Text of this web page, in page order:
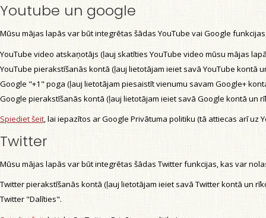
Youtube un google
Mūsu mājas lapās var būt integrētas šādas YouTube vai Google
YouTube video atskaņotājs (ļauj skatīties YouTube video mūsu mājas
YouTube pierakstīšanās kontā (ļauj lietotājam ieiet savā YouTube kontā
Google "+1" poga (ļauj lietotājam piesaistīt vienumu savam Google+
Google pierakstīšanās kontā (ļauj lietotājam ieiet savā Google kontā un
Spiediet šeit, lai iepazītos ar Google Privātuma politiku (tā attiecas arī uz
Twitter
Mūsu mājas lapās var būt integrētas šādas Twitter funkcijas, kas var
Twitter pierakstīšanās kontā (ļauj lietotājam ieiet savā Twitter kontā un
Twitter "Dalīties".